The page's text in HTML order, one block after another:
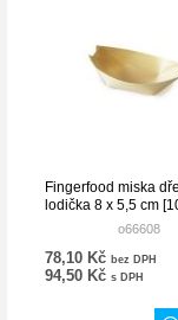
Fingerfood miska
lodička 8 x 5,5 cm
o66608
78,10 Kč bez DPH
94,50 Kč s DPH